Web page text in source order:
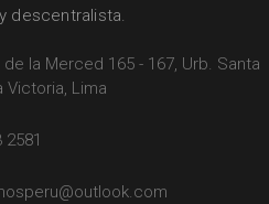
descentralista.
la Merced 165 - 167, Urb. Santa
Victoria, Lima
2581